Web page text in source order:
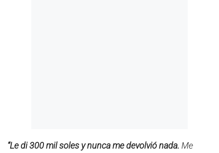
“Le di 300 mil soles y nunca me devolvió nada. Me